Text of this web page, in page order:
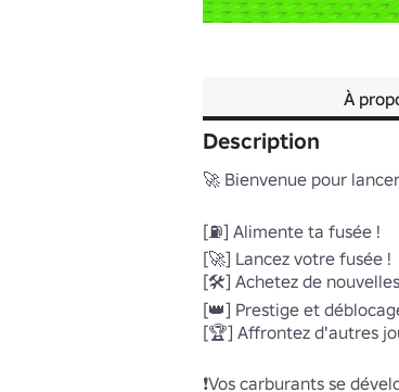
À
Description
🚀 Bienvenue pour
[⛽] Alimente ta fusée !
[🚀] Lancez votre fusée !
[🛠️] Achetez de
[👑] Prestige et
[🏆] Affrontez d'autres
❗Vos carburants se